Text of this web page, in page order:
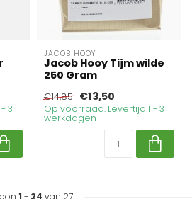
3
JACOB HOOY
Jacob Hooy Tijm wilde
250 Gram
€14,85 €13,50
Op voorraad. Levertijd 1 - 3
werkdagen
1 - 24 van 27